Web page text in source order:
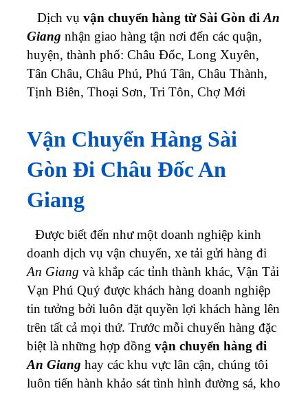
Dịch vụ vận chuyển hàng từ Sài Gòn đi An
Giang nhận giao hàng tận nơi đến các quận,
huyện, thành phố: Châu Đốc, Long Xuyên,
Tân Châu, Châu Phú, Phú Tân, Châu Thành,
Tịnh Biên, Thoại Sơn, Tri Tôn, Chợ Mới
Vận Chuyển Hàng Sài
Gòn Đi Châu Đốc An
Giang
Được biết đến như một doanh nghiệp kinh
doanh dịch vụ vận chuyển, xe tải gửi hàng đi
An Giang và khắp các tỉnh thành khác, Vận Tải
Vạn Phú Quý được khách hàng doanh nghiệp
tin tưởng bởi luôn đặt quyền lợi khách hàng lên
trên tất cả mọi thứ. Trước mỗi chuyến hàng đặc
biệt là những hợp đồng vận chuyển hàng đi
An Giang hay các khu vực lân cận, chúng tôi
luôn tiến hành khảo sát tình hình đường sá, kho